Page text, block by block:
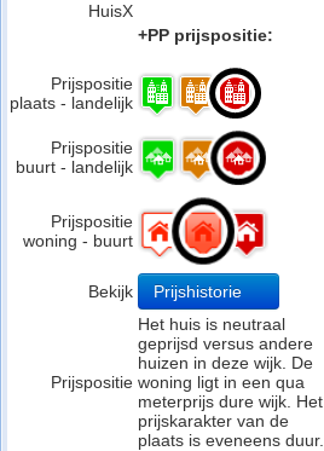
HuisX
+PP prijspositie:
Prijspositie
plaats - landelijk
Prijspositie
buurt - landelijk
Prijspositie
woning - buurt
Bekijk Prijshistorie
Prijspositie
Het huis is neutraal
geprijsd versus andere
huizen in deze wijk. De
woning ligt in een qua
meterprijs dure wijk. Het
prijskarakter van de
plaats is eveneens duur.